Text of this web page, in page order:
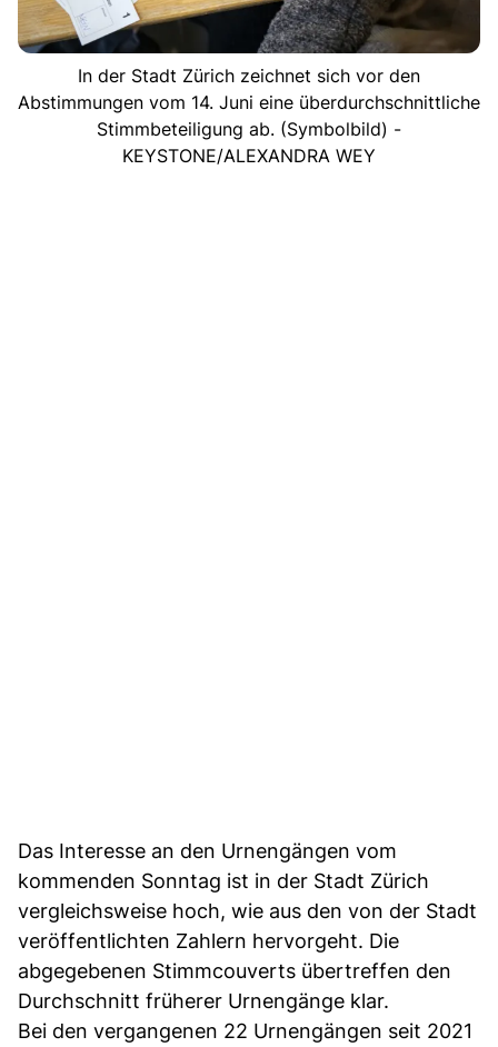
In der Stadt Zürich zeichnet sich vor den
Abstimmungen vom 14. Juni eine überdurchschnittliche
Stimmbeteiligung ab. (Symbolbild) -
KEYSTONE/ALEXANDRA WEY
Das Interesse an den Urnengängen vom
kommenden Sonntag ist in der Stadt Zürich
vergleichsweise hoch, wie aus den von der Stadt
veröffentlichten Zahlern hervorgeht. Die
abgegebenen Stimmcouverts übertreffen den
Durchschnitt früherer Urnengänge klar.
Bei den vergangenen 22 Urnengängen seit 2021